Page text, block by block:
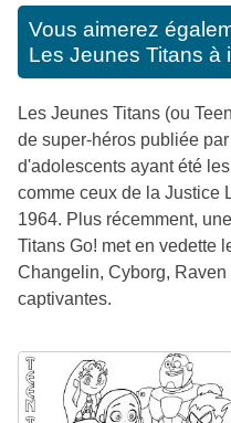
Vous aimerez
Les Jeunes Titans à
Les Jeunes Titans (ou
de super-héros publiée
d'adolescents ayant été
comme ceux de la Justice
1964. Plus récemment,
Titans Go! met en vedette
Changelin, Cyborg,
captivantes.